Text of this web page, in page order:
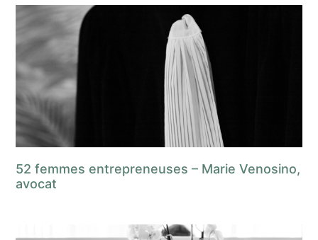
52 femmes entrepreneuses – Marie Venosino,
avocat